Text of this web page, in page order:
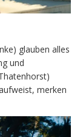
glauben alles
und
merken